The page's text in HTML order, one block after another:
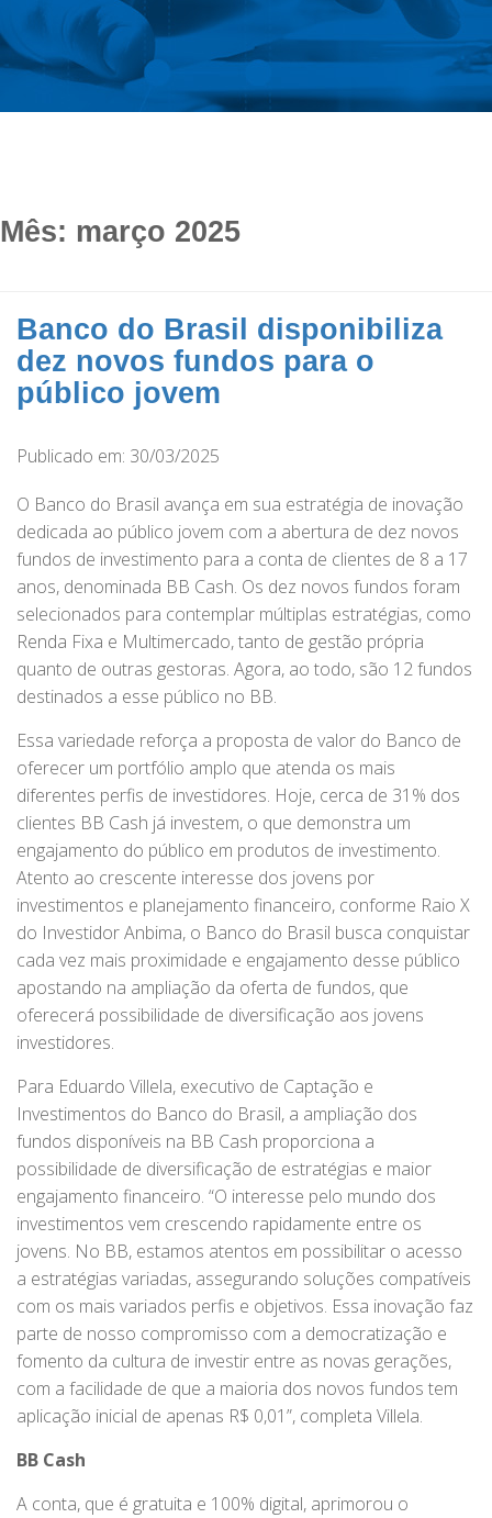
Mês: março 2025
Banco do Brasil disponibiliza
dez novos fundos para o
público jovem
Publicado em: 30/03/2025
O Banco do Brasil avança em sua estratégia de inovação
dedicada ao público jovem com a abertura de dez novos
fundos de investimento para a conta de clientes de 8 a 17
anos, denominada BB Cash. Os dez novos fundos foram
selecionados para contemplar múltiplas estratégias, como
Renda Fixa e Multimercado, tanto de gestão própria
quanto de outras gestoras. Agora, ao todo, são 12 fundos
destinados a esse público no BB.
Essa variedade reforça a proposta de valor do Banco de
oferecer um portfólio amplo que atenda os mais
diferentes perfis de investidores. Hoje, cerca de 31% dos
clientes BB Cash já investem, o que demonstra um
engajamento do público em produtos de investimento.
Atento ao crescente interesse dos jovens por
investimentos e planejamento financeiro, conforme Raio X
do Investidor Anbima, o Banco do Brasil busca conquistar
cada vez mais proximidade e engajamento desse público
apostando na ampliação da oferta de fundos, que
oferecerá possibilidade de diversificação aos jovens
investidores.
Para Eduardo Villela, executivo de Captação e
Investimentos do Banco do Brasil, a ampliação dos
fundos disponíveis na BB Cash proporciona a
possibilidade de diversificação de estratégias e maior
engajamento financeiro. “O interesse pelo mundo dos
investimentos vem crescendo rapidamente entre os
jovens. No BB, estamos atentos em possibilitar o acesso
a estratégias variadas, assegurando soluções compatíveis
com os mais variados perfis e objetivos. Essa inovação faz
parte de nosso compromisso com a democratização e
fomento da cultura de investir entre as novas gerações,
com a facilidade de que a maioria dos novos fundos tem
aplicação inicial de apenas R$ 0,01”, completa Villela.
BB Cash
A conta, que é gratuita e 100% digital, aprimorou o